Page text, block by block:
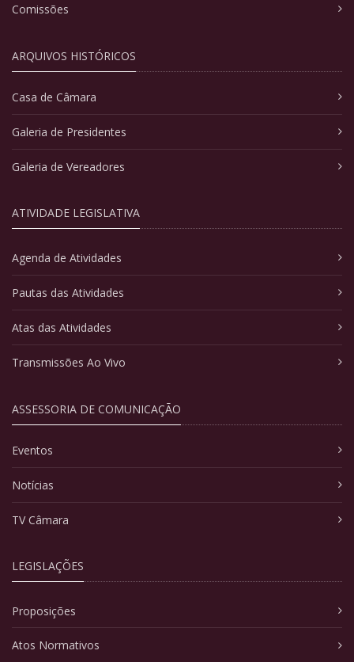
Comissões
ARQUIVOS HISTÓRICOS
Casa de Câmara
Galeria de Presidentes
Galeria de Vereadores
ATIVIDADE LEGISLATIVA
Agenda de Atividades
Pautas das Atividades
Atas das Atividades
Transmissões Ao Vivo
ASSESSORIA DE COMUNICAÇÃO
Eventos
Notícias
TV Câmara
LEGISLAÇÕES
Proposições
Atos Normativos